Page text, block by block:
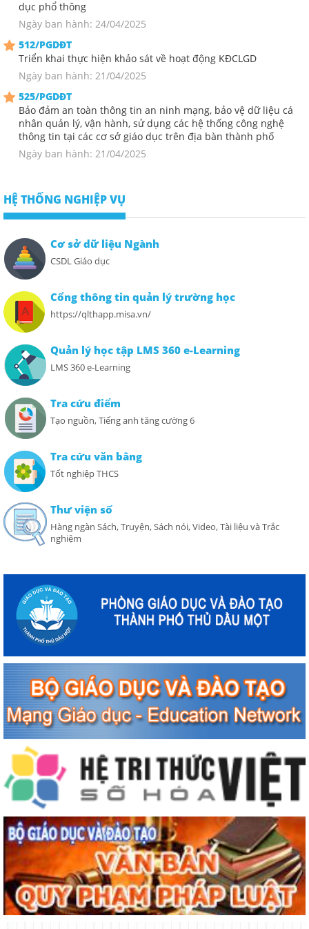
dục phổ thông
Ngày ban hành: 24/04/2025
512/PGDĐT
Triển khai thực hiện khảo sát về hoạt động KĐCLGD
Ngày ban hành: 21/04/2025
525/PGDĐT
Bảo đảm an toàn thông tin an ninh mạng, bảo vệ dữ liệu cá
nhân quản lý, vận hành, sử dụng các hệ thống công nghệ
thông tin tại các cơ sở giáo dục trên địa bàn thành phố
Ngày ban hành: 21/04/2025
HỆ THỐNG NGHIỆP VỤ
Cơ sở dữ liệu Ngành
CSDL Giáo dục
Cổng thông tin quản lý trường học
https://qlthapp.misa.vn/
Quản lý học tập LMS 360 e-Learning
LMS 360 e-Learning
Tra cứu điểm
Tạo nguồn, Tiếng anh tăng cường 6
Tra cứu văn bằng
Tốt nghiệp THCS
Thư viện số
Hàng ngàn Sách, Truyện, Sách nói, Video, Tài liệu và Trắc
nghiệm